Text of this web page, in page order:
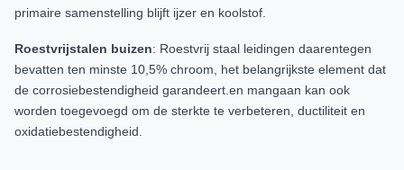
primaire samenstelling blijft ijzer en koolstof.
Roestvrijstalen buizen: Roestvrij staal leidingen daarentegen
bevatten ten minste 10,5% chroom, het belangrijkste element dat
de corrosiebestendigheid garandeert.en mangaan kan ook
worden toegevoegd om de sterkte te verbeteren, ductiliteit en
oxidatiebestendigheid.